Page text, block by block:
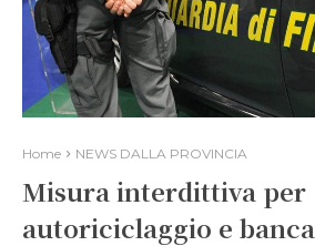
Home NEWS DALLA PROVINCIA
Misura interdittiva per
autoriciclaggio e